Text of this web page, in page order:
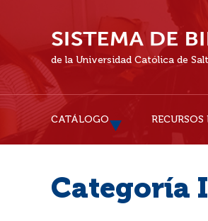
de la Universidad Católica de
CATÁLOGO
Categoría